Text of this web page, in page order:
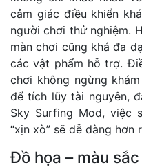
cảm giác điều khiển
người chơi thử nghiệm.
màn chơi cũng khá đa
các vật phẩm hỗ trợ.
chơi không ngừng
để tích lũy tài nguyên,
Sky Surfing Mod, việc
“xịn xò” sẽ dễ dàng hơn
Đồ họa – màu